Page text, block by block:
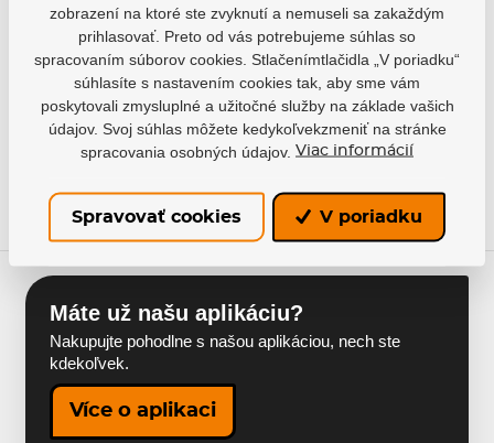
Buďte s nami v kontakte
Radi Vám pomôžeme s výberom alebo odporučíme
najvhodnejšie riešenie.
info@hejduksport.cz
Máte už našu aplikáciu?
Nakupujte pohodlne s našou aplikáciou, nech ste
kdekoľvek.
Více o aplikaci
zobrazení na ktoré ste zvyknutí a nemuseli sa zakaždým
prihlasovať. Preto od vás potrebujeme súhlas so
spracovaním súborov cookies. Stlačenímtlačidla „V poriadku“
súhlasíte s nastavením cookies tak, aby sme vám
poskytovali zmysluplné a užitočné služby na základe vašich
údajov. Svoj súhlas môžete kedykoľvekzmeniť na stránke
spracovania osobných údajov. Viac informácií
Spravovať cookies V poriadku